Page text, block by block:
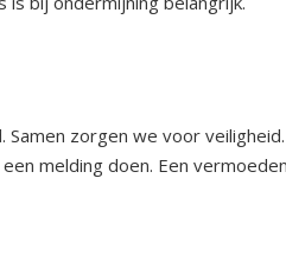
zorgen we voor veiligheid.
melding doen. Een